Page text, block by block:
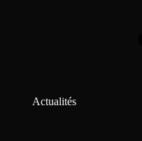
Actualités